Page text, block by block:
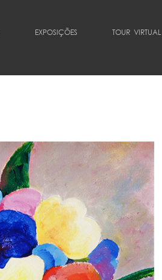
EXPOSIÇÕES TOUR VIRTUAL